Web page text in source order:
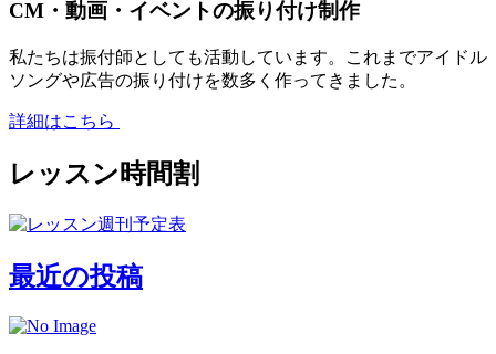
CM・動画・イベントの振り付け制作
私たちは振付師としても活動しています。これまでアイドル
ソングや広告の振り付けを数多く作ってきました。
詳細はこちら
レッスン時間割
最近の投稿